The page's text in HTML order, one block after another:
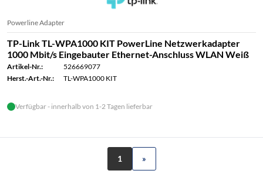
Powerline Adapter
TP-Link TL-WPA1000 KIT PowerLine Netzwerkadapter
1000 Mbit/s Eingebauter Ethernet-Anschluss WLAN Weiß
Artikel-Nr.:
526669077
Herst.-Art.-Nr.:
TL-WPA1000 KIT
Verfügbar - innerhalb von 1-2 Tagen lieferbar
1 »